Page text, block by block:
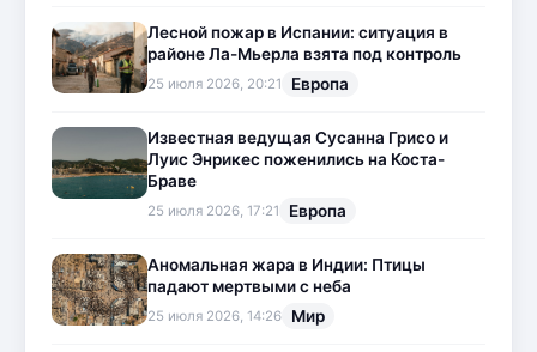
Лесной пожар в Испании: ситуация в
районе Ла-Мьерла взята под контроль
25 июля 2026, 20:21 Европа
Известная ведущая Сусанна Грисо и
Луис Энрикес поженились на Коста-
Браве
25 июля 2026, 17:21 Европа
Аномальная жара в Индии: Птицы
падают мертвыми с неба
25 июля 2026, 14:26 Мир